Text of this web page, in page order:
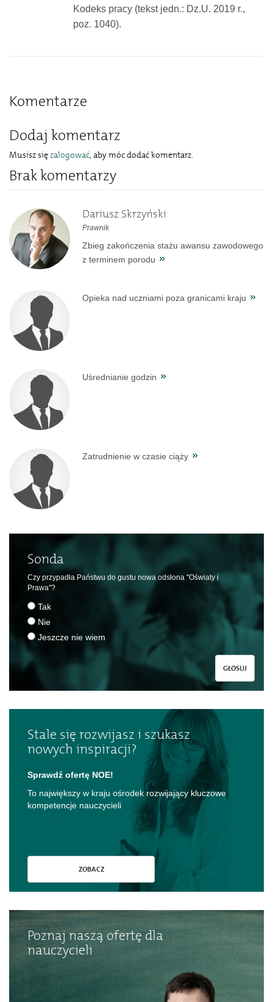
Kodeks pracy (tekst jedn.: Dz.U. 2019 r.,
poz. 1040).
Komentarze
Dodaj komentarz
Musisz sięzalogować, aby móc dodać komentarz.
Brak komentarzy
Dariusz Skrzyński
Prawnik
Zbieg zakończenia stażu awansu zawodowego
z terminem porodu
Opieka nad uczniami poza granicami kraju
Uśrednianie godzin
Zatrudnienie w czasie ciąży
Sonda
Czy przypadła Państwu do gustu nowa odsłona "Oświaty i
Prawa"?
Tak
Nie
Jeszcze nie wiem
GŁOSUJ
Stale się rozwijasz i szukasz
nowych inspiracji?
Sprawdź ofertę NOE!
To największy w kraju ośrodek rozwijający kluczowe
kompetencje nauczycieli
ZOBACZ
Poznaj naszą ofertę dla
nauczycieli